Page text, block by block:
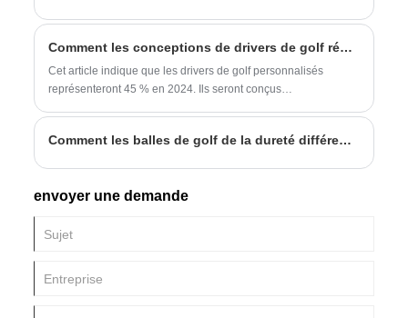
Comment les conceptions de drivers de golf répondent-elles aux besoins des joueurs de différents niveaux et scénarios ?
Cet article indique que les drivers de golf personnalisés
représenteront 45 % en 2024. Ils seront conçus
scénarios de joueurs, promouvoir des tendances intelligentes
Comment les balles de golf de la dureté différente affectent-elles le swing?
envoyer une demande